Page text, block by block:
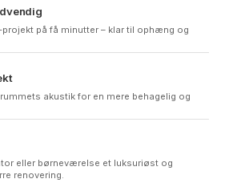
på få minutter – klar til ophæng og
akustik for en mere behagelig og
eller børneværelse et luksuriøst og
renovering.